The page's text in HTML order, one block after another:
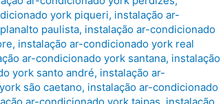
york piqueri, instalação ar-
paulista, instalação ar-condicionado
, instalação ar-condicionado york real
ar-condicionado york santana, instalação
york santo andré, instalação ar-
são caetano, instalação ar-condicionado